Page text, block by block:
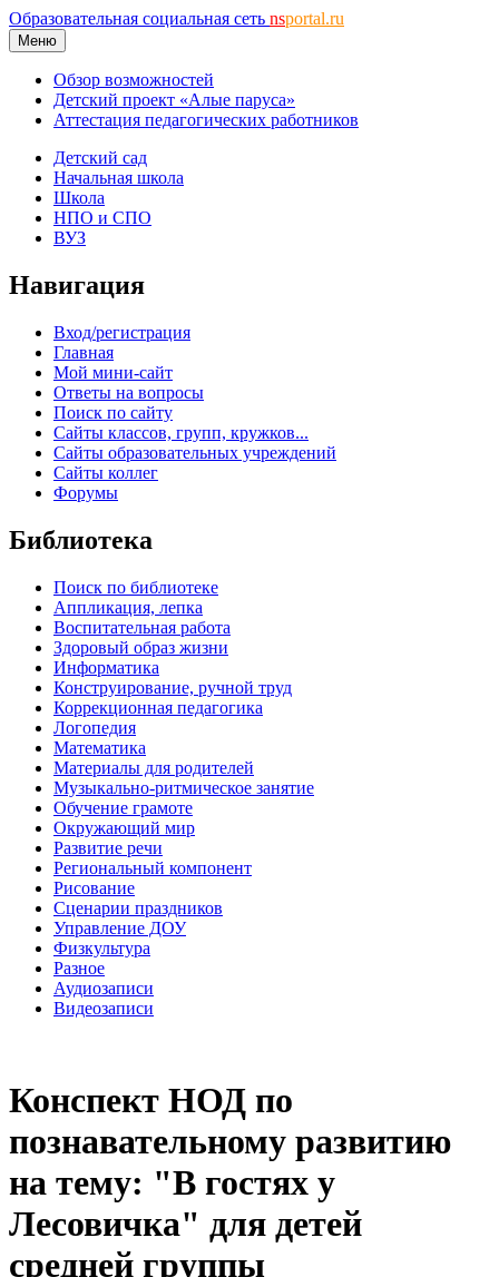
Образовательная социальная сеть nsportal.ru
Меню
Обзор возможностей
Детский проект «Алые паруса»
Аттестация педагогических работников
Детский сад
Начальная школа
Школа
НПО и СПО
ВУЗ
Навигация
Вход/регистрация
Главная
Мой мини-сайт
Ответы на вопросы
Поиск по сайту
Сайты классов, групп, кружков...
Сайты образовательных учреждений
Сайты коллег
Форумы
Библиотека
Поиск по библиотеке
Аппликация, лепка
Воспитательная работа
Здоровый образ жизни
Информатика
Конструирование, ручной труд
Коррекционная педагогика
Логопедия
Математика
Материалы для родителей
Музыкально-ритмическое занятие
Обучение грамоте
Окружающий мир
Развитие речи
Региональный компонент
Рисование
Сценарии праздников
Управление ДОУ
Физкультура
Разное
Аудиозаписи
Видеозаписи
Конспект НОД по
познавательному развитию
на тему: "В гостях у
Лесовичка" для детей
средней группы